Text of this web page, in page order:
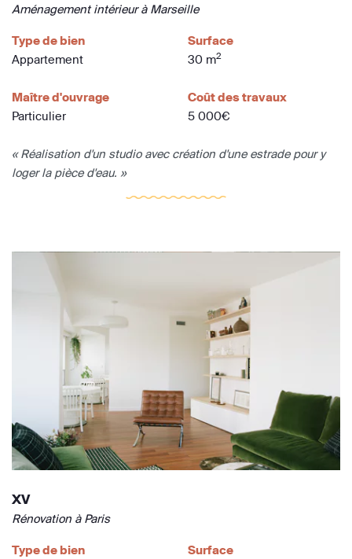
Aménagement intérieur à Marseille
Type de bien
Appartement
Surface
30 m2
Maître d'ouvrage
Particulier
Coût des travaux
5 000€
« Réalisation d'un studio avec création d'une estrade pour y
loger la pièce d'eau. »
XV
Rénovation à Paris
Type de bien
Surface